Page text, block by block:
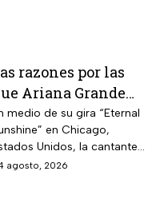
razones por las
Ariana Grande
una pausa en su
medio de su gira “Eternal
en Chicago,
Unidos, la cantante
a sus fanáticos que
agosto, 2026